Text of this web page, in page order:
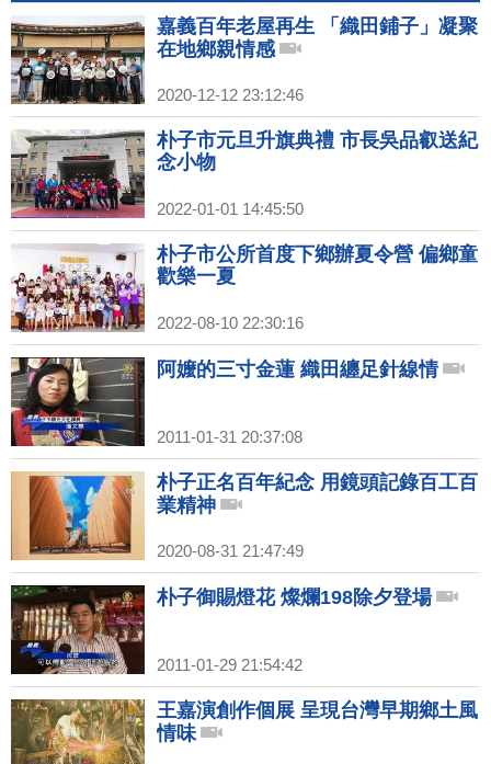
嘉義百年老屋再生 「織田鋪子」凝聚
在地鄉親情感
2020-12-12 23:12:46
朴子市元旦升旗典禮 市長吳品叡送紀
念小物
2022-01-01 14:45:50
朴子市公所首度下鄉辦夏令營 偏鄉童
歡樂一夏
2022-08-10 22:30:16
阿嬤的三寸金蓮 織田纏足針線情
2011-01-31 20:37:08
朴子正名百年紀念 用鏡頭記錄百工百
業精神
2020-08-31 21:47:49
朴子御賜燈花 燦爛198除夕登場
2011-01-29 21:54:42
王嘉演創作個展 呈現台灣早期鄉土風
情味